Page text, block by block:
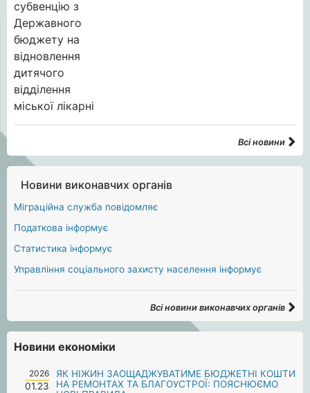
Всі новини
Новини виконавчих органів
Міграційна служба повідомляє
Податкова інформує
Статистика інформує
Управління соціального захисту населення інформує
Всі новини виконавчих органів
Новини економіки
2026
01.23
ЯК НІЖИН ЗАОЩАДЖУВАТИМЕ БЮДЖЕТНІ КОШТИ
НА РЕМОНТАХ ТА БЛАГОУСТРОЇ: ПОЯСНЮЄМО